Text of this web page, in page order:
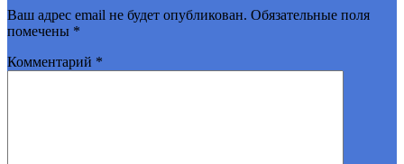
Ваш адрес email не будет опубликован. Обязательные поля
помечены *
Комментарий *